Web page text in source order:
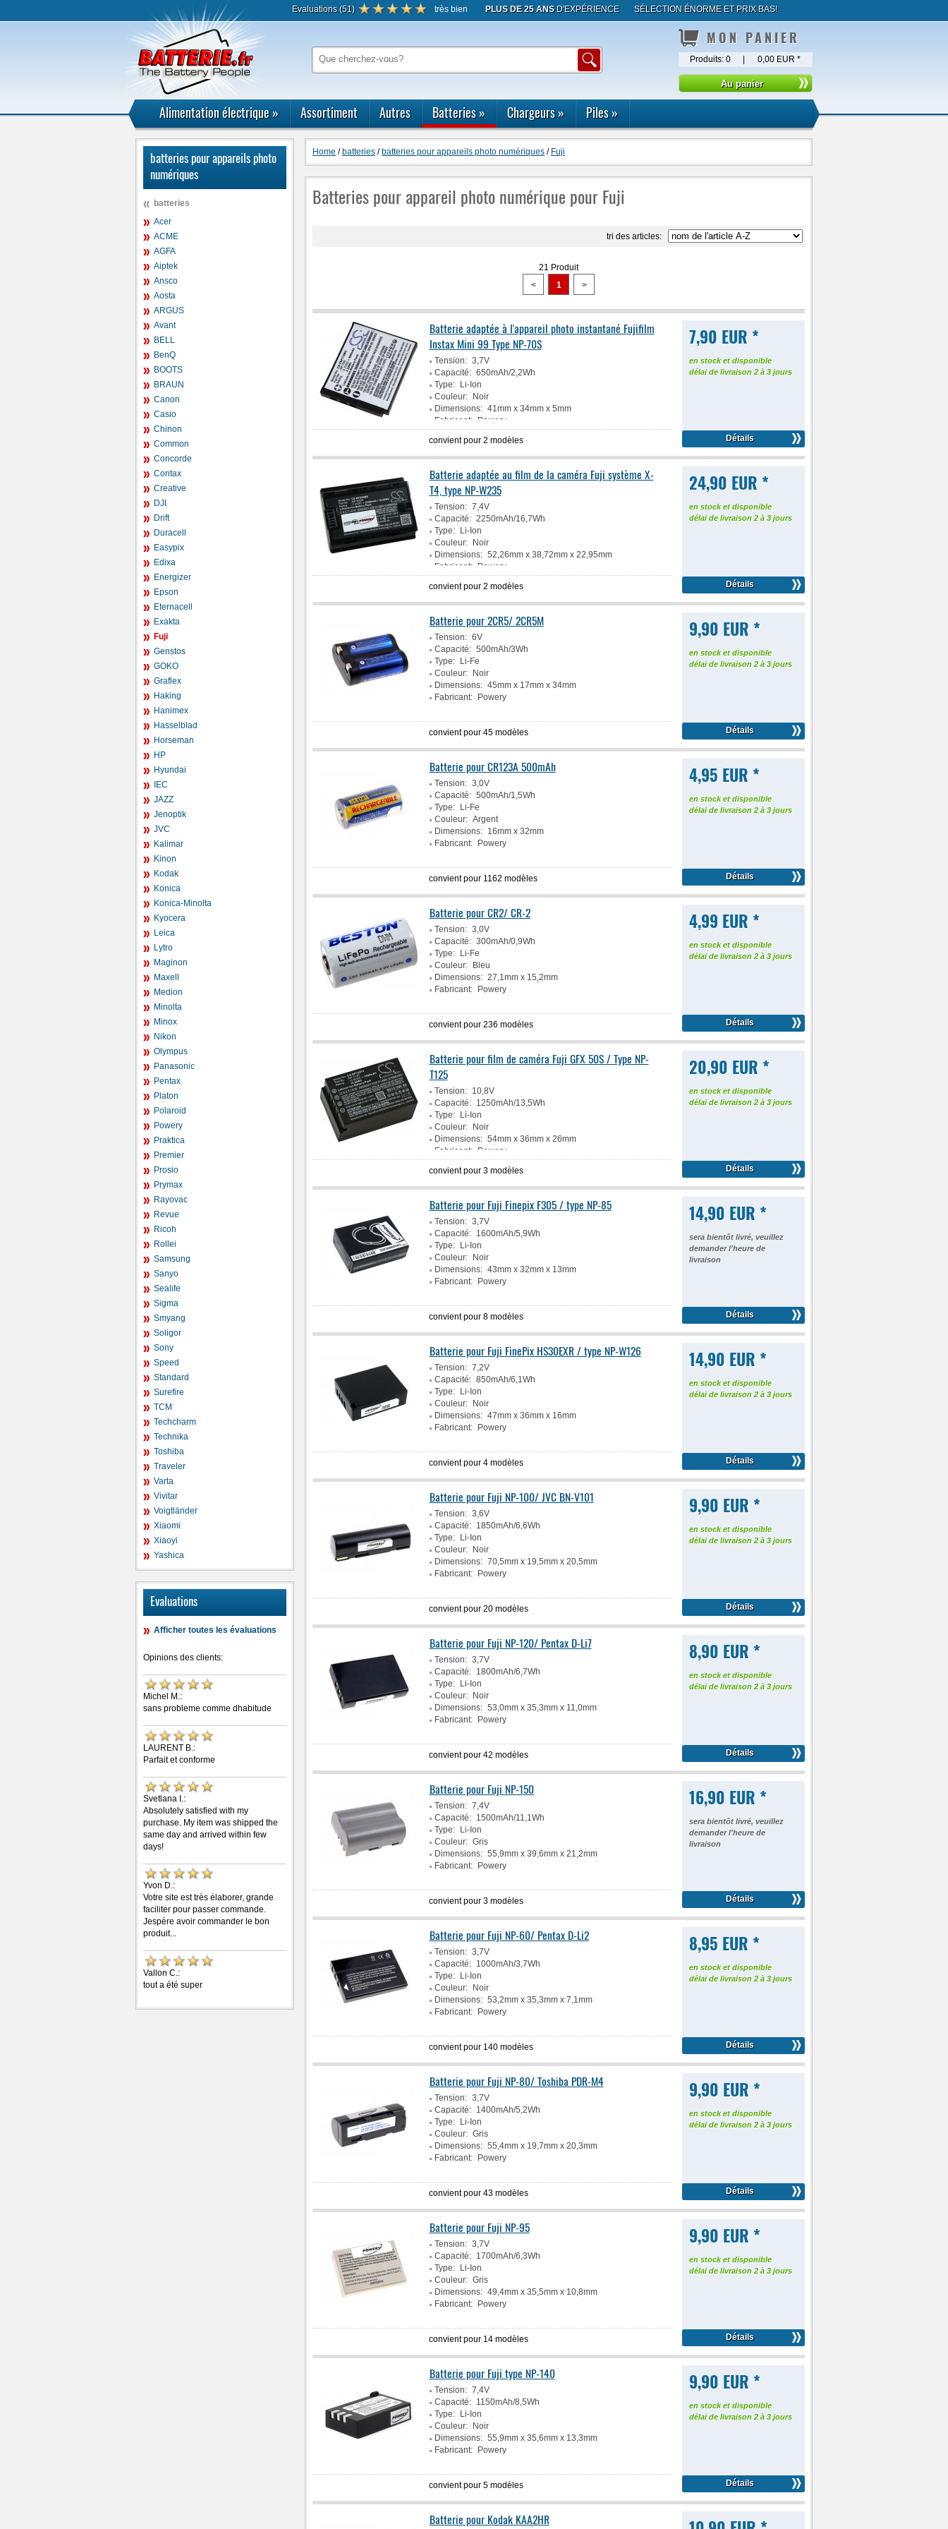
Evaluations(51) très bien PLUS DE 25 ANS D'EXPÉRIENCE SÉLECTION ÉNORME ET PRIX BAS!
MON PANIER
Produits: 0 0,00 EUR *
Alimentation électrique» Assortiment Autres Batteries» Chargeurs» Piles»
batteries pour appareils photo
numériques
batteries
Acer
ACME
AGFA
Aiptek
Ansco
Aosta
ARGUS
Avant
BELL
BenQ
BOOTS
BRAUN
Canon
Casio
Chinon
Common
Concorde
Contax
Creative
DJI
Drift
Duracell
Easypix
Edixa
Energizer
Epson
Eternacell
Exakta
Fuji
Genstos
GOKO
Graflex
Haking
Hanimex
Hasselblad
Horseman
HP
Hyundai
IEC
JAZZ
Jenoptik
JVC
Kalimar
Kinon
Kodak
Konica
Konica-Minolta
Kyocera
Leica
Lytro
Maginon
Maxell
Medion
Minolta
Minox
Nikon
Olympus
Panasonic
Pentax
Platon
Polaroid
Powery
Praktica
Premier
Prosio
Prymax
Rayovac
Revue
Ricoh
Rollei
Samsung
Sanyo
Sealife
Sigma
Smyang
Soligor
Sony
Speed
Standard
Surefire
TCM
Techcharm
Technika
Toshiba
Traveler
Varta
Vivitar
Voigtländer
Xiaomi
Xiaoyi
Yashica
Evaluations
Afficher toutes les évaluations
Opinions des clients:
Michel M.:
sans probleme comme dhabitude
LAURENT B.:
Parfait et conforme
Svetlana I.:
Absolutely satisfied with my
purchase. My item was shipped the
same day and arrived within few
days!
Yvon D.:
Votre site est très élaborer, grande
faciliter pour passer commande.
Jespère avoir commander le bon
produit...
Vallon C.:
tout a été super
Home / batteries / batteries pour appareils photo numériques / Fuji
Batteries pour appareil photo numérique pour Fuji
tri des articles:
21 Produit
<
1 >
7,90 EUR *
en stock et disponible
délai de livraison 2 à 3 jours
Détails
Batterie adaptée à l'appareil photo instantané Fujifilm
Instax Mini 99 Type NP-70S
Tension: 3,7V
Capacité: 650mAh/2,2Wh
Type:
Li-Ion
Couleur:
Noir
Dimensions: 41mm x 34mm x 5mm
Fabricant:
Powery
convient pour 2 modèles
24,90 EUR *
en stock et disponible
délai de livraison 2 à 3 jours
Détails
Batterie adaptée au film de la caméra Fuji système X-
T4, type NP-W235
Tension: 7,4V
Capacité: 2250mAh/16,7Wh
Type:
Li-Ion
Couleur:
Noir
Dimensions: 52,26mm x 38,72mm x 22,95mm
Fabricant:
Powery
convient pour 2 modèles
9,90 EUR *
en stock et disponible
délai de livraison 2 à 3 jours
Détails
Batterie pour 2CR5/ 2CR5M
Tension: 6V
Capacité: 500mAh/3Wh
Type:
Li-Fe
Couleur:
Noir
Dimensions: 45mm x 17mm x 34mm
Fabricant:
Powery
convient pour 45 modèles
4,95 EUR *
en stock et disponible
délai de livraison 2 à 3 jours
Détails
Batterie pour CR123A 500mAh
Tension: 3,0V
Capacité: 500mAh/1,5Wh
Type:
Li-Fe
Couleur: Argent
Dimensions:
16mm x 32mm
Fabricant:
Powery
convient pour 1162 modèles
4,99 EUR *
en stock et disponible
délai de livraison 2 à 3 jours
Détails
Batterie pour CR2/ CR-2
Tension: 3,0V
Capacité: 300mAh/0,9Wh
Type:
Li-Fe
Couleur:
Bleu
Dimensions: 27,1mm x 15,2mm
Fabricant:
Powery
convient pour 236 modèles
20,90 EUR *
en stock et disponible
délai de livraison 2 à 3 jours
Détails
Batterie pour film de caméra Fuji GFX 50S / Type NP-
T125
Tension:
10,8V
Capacité:
1250mAh/13,5Wh
Type:
Li-Ion
Couleur:
Noir
Dimensions: 54mm x 36mm x 26mm
Fabricant:
Powery
convient pour 3 modèles
14,90 EUR *
sera bientôt livré, veuillez
demander l'heure de
livraison
Détails
Batterie pour Fuji Finepix F305 / type NP-85
Tension: 3,7V
Capacité:
1600mAh/5,9Wh
Type:
Li-Ion
Couleur:
Noir
Dimensions: 43mm x 32mm x 13mm
Fabricant:
Powery
convient pour 8 modèles
14,90 EUR *
en stock et disponible
délai de livraison 2 à 3 jours
Détails
Batterie pour Fuji FinePix HS30EXR / type NP-W126
Tension: 7,2V
Capacité: 850mAh/6,1Wh
Type:
Li-Ion
Couleur:
Noir
Dimensions: 47mm x 36mm x 16mm
Fabricant:
Powery
convient pour 4 modèles
9,90 EUR *
en stock et disponible
délai de livraison 2 à 3 jours
Détails
Batterie pour Fuji NP-100/ JVC BN-V101
Tension: 3,6V
Capacité:
1850mAh/6,6Wh
Type:
Li-Ion
Couleur:
Noir
Dimensions: 70,5mm x 19,5mm x 20,5mm
Fabricant:
Powery
convient pour 20 modèles
8,90 EUR *
en stock et disponible
délai de livraison 2 à 3 jours
Détails
Batterie pour Fuji NP-120/ Pentax D-Li7
Tension: 3,7V
Capacité:
1800mAh/6,7Wh
Type:
Li-Ion
Couleur:
Noir
Dimensions: 53,0mm x 35,3mm x 11,0mm
Fabricant:
Powery
convient pour 42 modèles
16,90 EUR *
sera bientôt livré, veuillez
demander l'heure de
livraison
Détails
Batterie pour Fuji NP-150
Tension: 7,4V
Capacité:
1500mAh/11,1Wh
Type:
Li-Ion
Couleur: Gris
Dimensions: 55,9mm x 39,6mm x 21,2mm
Fabricant:
Powery
convient pour 3 modèles
8,95 EUR *
en stock et disponible
délai de livraison 2 à 3 jours
Détails
Batterie pour Fuji NP-60/ Pentax D-Li2
Tension: 3,7V
Capacité:
1000mAh/3,7Wh
Type:
Li-Ion
Couleur:
Noir
Dimensions: 53,2mm x 35,3mm x 7,1mm
Fabricant:
Powery
convient pour 140 modèles
9,90 EUR *
en stock et disponible
délai de livraison 2 à 3 jours
Détails
Batterie pour Fuji NP-80/ Toshiba PDR-M4
Tension: 3,7V
Capacité:
1400mAh/5,2Wh
Type:
Li-Ion
Couleur: Gris
Dimensions: 55,4mm x 19,7mm x 20,3mm
Fabricant:
Powery
convient pour 43 modèles
9,90 EUR *
en stock et disponible
délai de livraison 2 à 3 jours
Détails
Batterie pour Fuji NP-95
Tension: 3,7V
Capacité:
1700mAh/6,3Wh
Type:
Li-Ion
Couleur: Gris
Dimensions: 49,4mm x 35,5mm x 10,8mm
Fabricant:
Powery
convient pour 14 modèles
9,90 EUR *
en stock et disponible
délai de livraison 2 à 3 jours
Détails
Batterie pour Fuji type NP-140
Tension: 7,4V
Capacité:
1150mAh/8,5Wh
Type:
Li-Ion
Couleur:
Noir
Dimensions: 55,9mm x 35,6mm x 13,3mm
Fabricant:
Powery
convient pour 5 modèles
Batterie pour Kodak KAA2HR